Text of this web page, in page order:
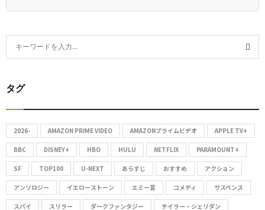
e
r
f
r
:
R
タグ
2026- AMAZON PRIME VIDEO AMAZONプライムビデオ APPLE TV+
BBC DISNEY+ HBO HULU NETFLIX PARAMOUNT+
SF TOP100 U-NEXT あらすじ おすすめ アクション
アンソロジー イエローストーン エミー賞 コメディ サスペンス
スパイ スリラー ダークファンタジー テイラー・シェリダン